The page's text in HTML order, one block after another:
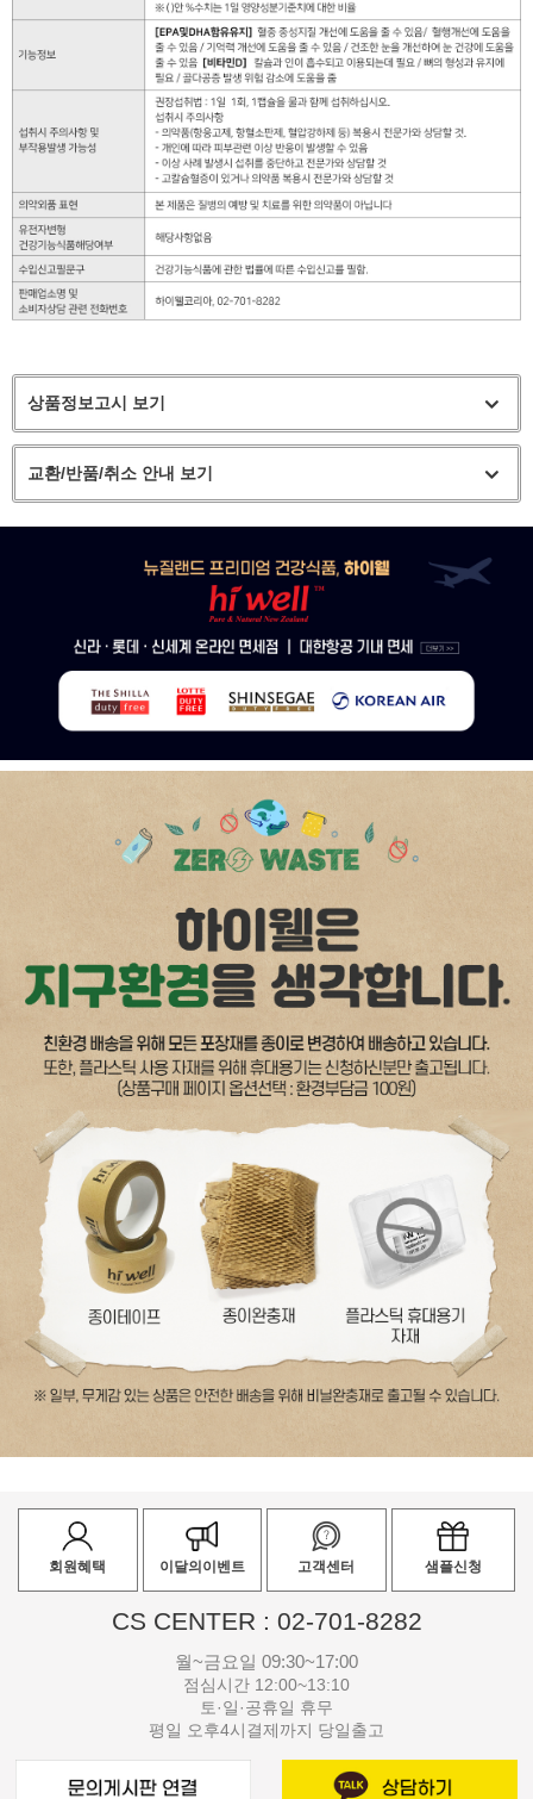
상품정보고시 보기
교환/반품/취소 안내 보기
회원혜택 이달의이벤트 고객센터 샘플신청
CS CENTER : 02-701-8282
월~금요일 09:30~17:00
점심시간 12:00~13:10
토·일·공휴일 휴무
평일 오후4시결제까지 당일출고